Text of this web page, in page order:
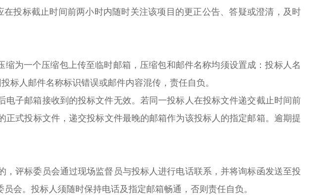
投标截止时间前两小时内随时关注该项目的更正公告、答疑或澄清，及时
为一个压缩包上传至临时邮箱，压缩包和邮件名称均须设置成：投标人名
标人邮件名称标识错误或邮件内容混传，责任自负。
子邮箱接收到的投标文件无效。若同一投标人在投标文件递交截止时间前
式投标文件，递交投标文件最晚的邮箱作为该投标人的指定邮箱。逾期提
评标委员会通过现场监督员与投标人进行电话联系，并将询标函发送至投
会。投标人须随时保持电话及指定邮箱畅通，否则责任自负。